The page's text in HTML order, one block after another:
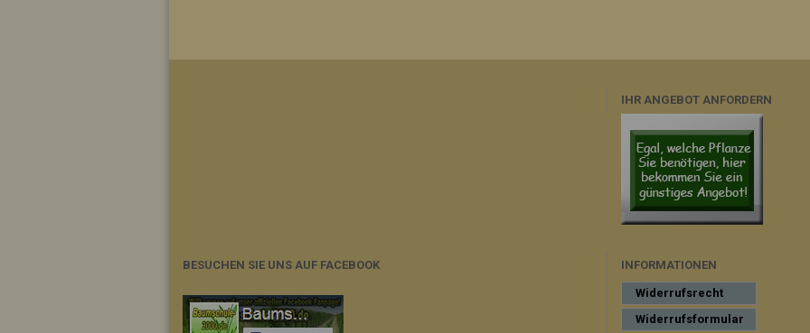
IHR ANGEBOT ANFORDERN
BESUCHEN SIE UNS AUF FACEBOOK INFORMATIONEN
Widerrufsrecht
Widerrufsformular